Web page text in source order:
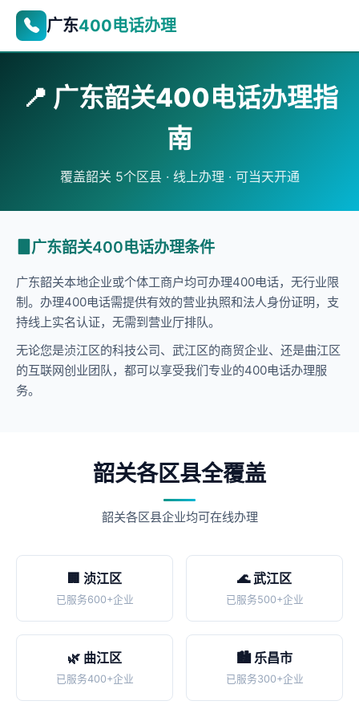
广东400电话办理
📍 广东韶关400电话办理指
南
覆盖韶关 5个区县 · 线上办理 · 可当天开通
广东韶关400电话办理条件
广东韶关本地企业或个体工商户均可办理400电话，无行业限
制。办理400电话需提供有效的营业执照和法人身份证明，支
持线上实名认证，无需到营业厅排队。
无论您是浈江区的科技公司、武江区的商贸企业、还是曲江区
的互联网创业团队，都可以享受我们专业的400电话办理服
务。
韶关各区县全覆盖
韶关各区县企业均可在线办理
🏢 浈江区
已服务600+企业
🌊 武江区
已服务500+企业
🌿 曲江区
已服务400+企业
🏙️ 乐昌市
已服务300+企业